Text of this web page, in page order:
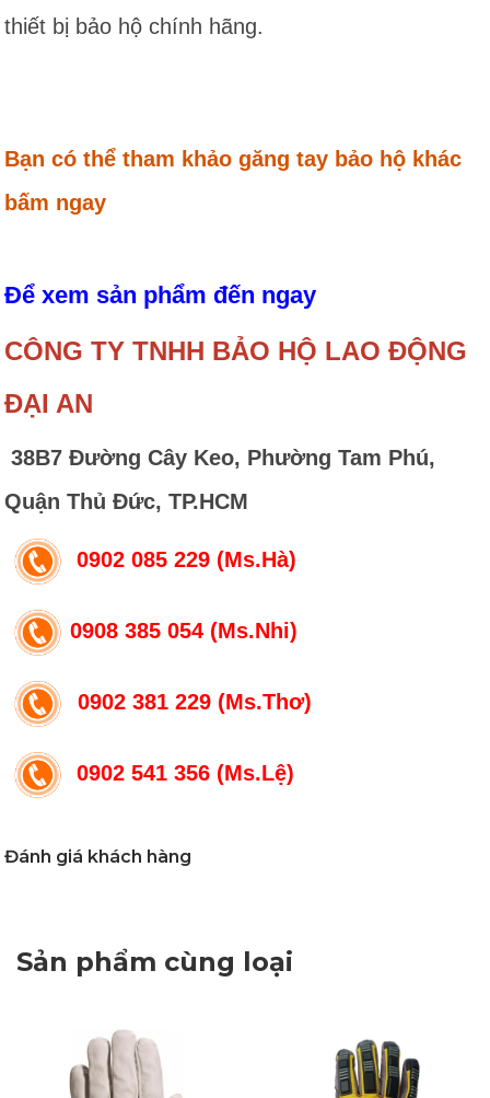
thiết bị bảo hộ chính hãng.
Bạn có thể tham khảo găng tay bảo hộ khác
bấm ngay
Để xem sản phẩm đến ngay
CÔNG TY TNHH BẢO HỘ LAO ĐỘNG
ĐẠI AN
38B7 Đường Cây Keo, Phường Tam Phú,
Quận Thủ Đức, TP.HCM
0902 085 229 (Ms.Hà)
0908 385 054 (Ms.Nhi)
0902 381 229 (Ms.Thơ)
0902 541 356 (Ms.Lệ)
Đánh giá khách hàng
Sản phẩm cùng loại